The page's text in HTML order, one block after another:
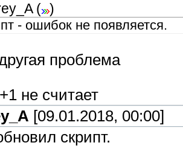
( )
- ошибок не появляется.
проблема
+1 не считает
[09.01.2018, 00:00]
скрипт.